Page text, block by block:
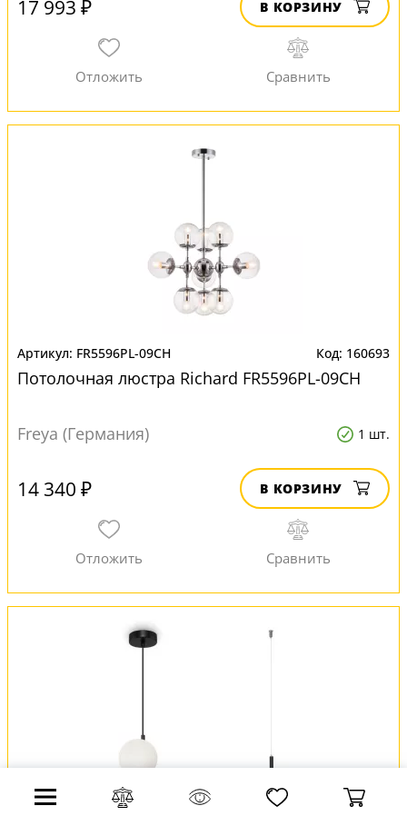
17 993 ₽ В КОРЗИНУ
FR5596PL-09CH 160693
Потолочная люстра Richard FR5596PL-09CH
Freya (Германия) 1 шт.
14 340 ₽ В КОРЗИНУ